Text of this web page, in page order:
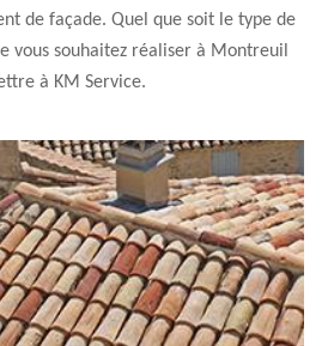
de façade. Quel que soit le type de
vous souhaitez réaliser à Montreuil
à KM Service.